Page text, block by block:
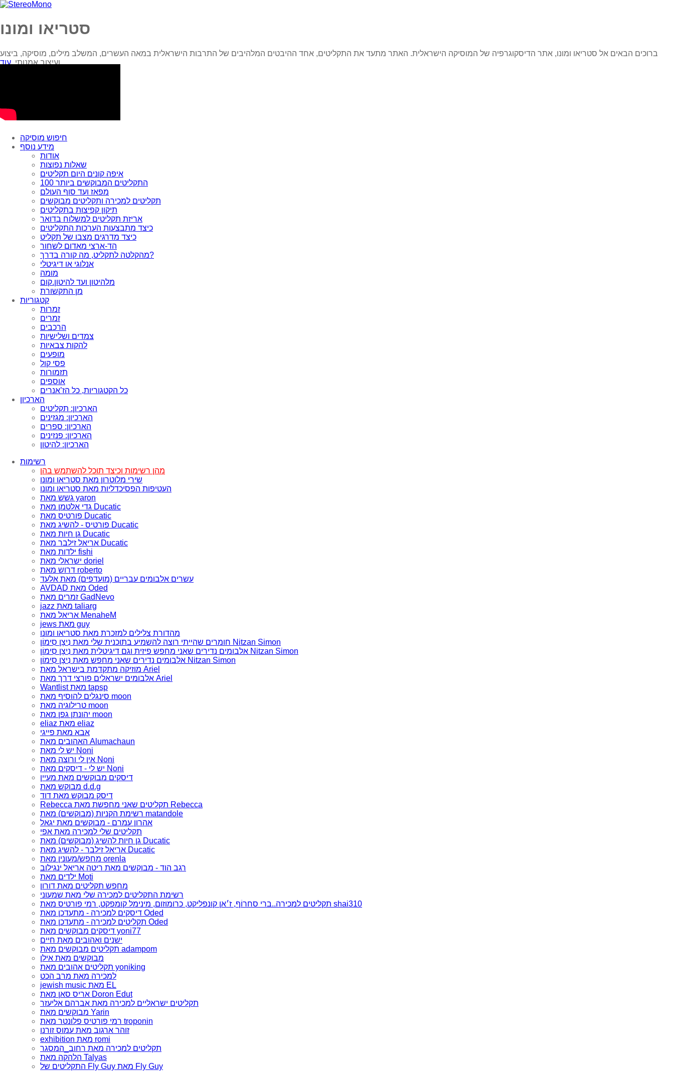
סטריאו ומונו
ברוכים הבאים אל סטריאו ומונו, אתר הדיסקוגרפיה של המוסיקה הישראלית. האתר מתעד את התקליטים, אחד ההיבטים המלהיבים של התרבות הישראלית במאה העשרים, המשלב מילים, מוסיקה, ביצוע
ועיצוב אמנותי.עוד...
חיפוש מוסיקה
מידע נוסף
אודות
שאלות נפוצות
איפה קונים היום תקליטים
100 התקליטים המבוקשים ביותר
מפאז ועד סוף העולם
תקליטים למכירה ותקליטים מבוקשים
תיקון קפיצות בתקליטים
אריזת תקליטים למשלוח בדואר
כיצד מתבצעות הערכות התקליטים
כיצד מדרגים מצבו של תקליט
הד-ארצי מאדום לשחור
מהקלטה לתקליט, מה קורה בדרך?
אנלוגי או דיגיטלי
מומה
מלהיטון ועד להיטון.קום
מן התקשורת
קטגוריות
זמרות
זמרים
הרכבים
צמדים ושלישיות
להקות צבאיות
מופעים
פסי קול
תזמורות
אוספים
כל הקטגוריות, כל הז’אנרים
הארכיון
הארכיון: תקליטים
הארכיון: מגזינים
הארכיון: ספרים
הארכיון: פנזינים
הארכיון: להיטון
רשימות
מהן רשימות וכיצד תוכל להשתמש בהן
שירי מלוטרון מאת סטריאו ומונו
העטיפות הפסיכדליות מאת סטריאו ומונו
גשש מאת yaron
גדי אלטמן מאת Ducatic
פורטיס מאת Ducatic
פורטיס - להשיג מאת Ducatic
גן חיות מאת Ducatic
אריאל זילבר מאת Ducatic
ילדות מאת fishi
ישראלי מאת doriel
דרוש מאת roberto
עשרים אלבומים עבריים (מועדפים) מאת אלעד
AVDAD מאת Oded
זמרים מאת GadNevo
jazz מאת taliarg
אריאל מאת MenaheM
jews מאת guy
מהדורת צלילים למזכרת מאת סטריאו ומונו
חומרים שהייתי רוצה להשמיע בתוכנית שלי מאת נִיצָן סִימוֹן Nitzan Simon
אלבומים נדירים שאני מחפש פיזית וגם דיגיטלית מאת נִיצָן סִימוֹן Nitzan Simon
אלבומים נדירים שאני מחפש מאת נִיצָן סִימוֹן Nitzan Simon
מוזיקה מתקדמת בישראל מאת Ariel
אלבומים ישראלים פורצי דרך מאת Ariel
Wantlist מאת tapsp
סינגלים להוסיף מאת moon
טרילוגיה מאת moon
יהונתן גפן מאת moon
eliaz מאת eliaz
אבא מאת פייגי
האהובים מאת Alumachaun
יש לי מאת Noni
אין לי ורוצה מאת Noni
יש לי - דיסקים מאת Noni
דיסקים מבוקשים מאת מעיין
מבוקש מאת d.d.g
דיסק מבוקש מאת דוד
Rebecca תקליטים שאני מחפשת מאת Rebecca
רשימת הקניות (מבוקשים) מאת matandole
אהרון עמרם - מבוקשים מאת יגאל
תקליטים שלי למכירה מאת אפי
גן חיות להשיג (מבוקשים) מאת Ducatic
אריאל זילבר - להשיג מאת Ducatic
מחפש/מעונין מאת orenla
רגב הוד - מבוקשים מאת ריטה אריאל ינגילוב
ילדים מאת Moti
מחפש תקליטים מאת דורון
רשימת התקליטים למכירה שלי מאת שמעוני
תקליטים למכירה..ברי סחרוֹף, ז׳אן קונפליקט, כרומוזום, מינימל קומפקט, רמי פורטיס מאת shai310
דיסקים למכירה - מתעדכן מאת Oded
תקליטים למכירה - מתעדכן מאת Oded
דיסקים מבוקשים מאת yoni77
ישנים ואהובים מאת חיים
תקליטים מבוקשים מאת adampom
מבוקשים מאת אילן
תקליטים אהובים מאת yoniking
למכירה מאת מרב הכט
jewish music מאת EL
אריס סאן מאת Doron Edut
תקליטים ישראליים למכירה מאת אברהם אליעזר
מבוקשים מאת Yarin
רמי פורטיס פלונטר מאת troponin
זוהר ארגוב מאת עמוס זורנו
exhibition מאת romi
תקליטים למכירה מאת רחוב_המסגר
הלהקה מאת Talyas
התקליטים של Fly Guy מאת Fly Guy